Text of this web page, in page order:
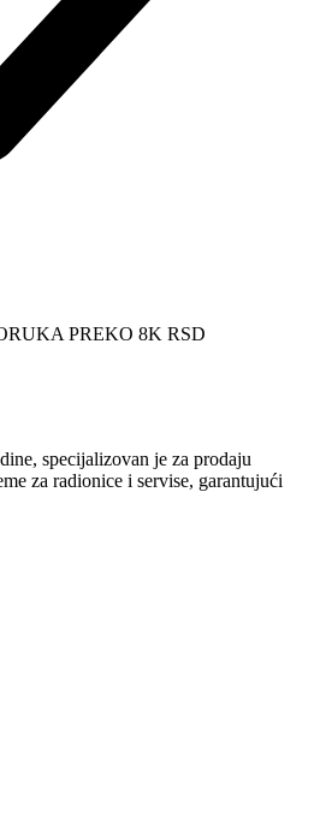
PREKO 8K RSD
specijalizovan je za prodaju
za radionice i servise, garantujući